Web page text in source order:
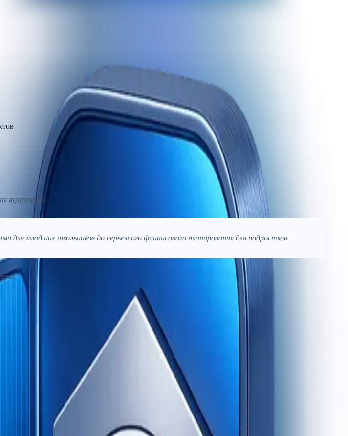
аудитория.
младших школьников до серьезного финансового планирования для подростков.